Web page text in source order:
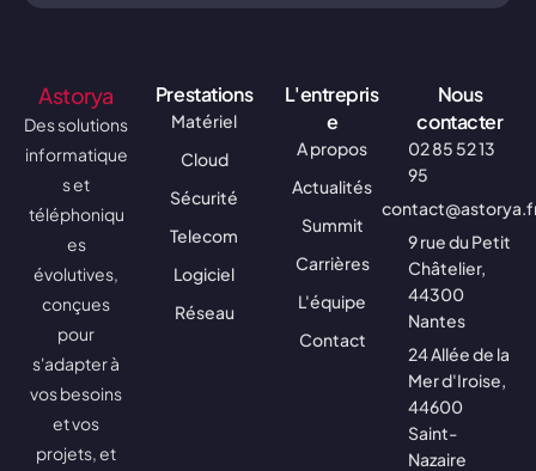
Astorya
Des solutions
informatique
s et
téléphoniqu
es
évolutives,
conçues
pour
s'adapter à
vos besoins
et vos
projets, et
Prestations
Matériel
Cloud
Sécurité
Telecom
Logiciel
Réseau
L'entrepris
e
A propos
Actualités
Summit
Carrières
L'équipe
Contact
Nous
contacter
02 85 52 13
95
9 rue du Petit
Châtelier,
44300
Nantes
24 Allée de la
Mer d'Iroise,
44600
Saint-
Nazaire